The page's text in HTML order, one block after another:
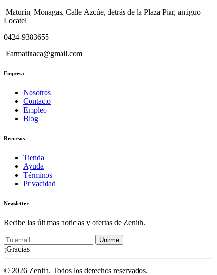
Maturín, Monagas. Calle Azcúe, detrás de la Plaza Piar, antiguo
Locatel
0424-9383655
Farmatinaca@gmail.com
Empresa
Nosotros
Contacto
Empleo
Blog
Recursos
Tienda
Ayuda
Términos
Privacidad
Newsletter
Recibe las últimas noticias y ofertas de Zenith.
Unirme
¡Gracias!
© 2026 Zenith. Todos los derechos reservados.